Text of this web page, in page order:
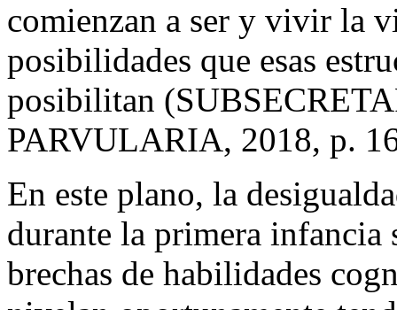
comienzan a ser y vivir la
posibilidades que esas
posibilitan
PARVULARIA, 2018, p.
En este plano, la
durante la primera infancia
brechas de habilidades